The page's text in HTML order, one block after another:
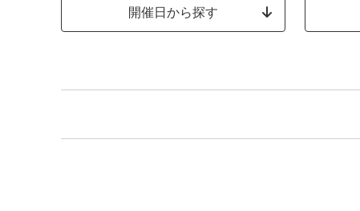
開催日から探す